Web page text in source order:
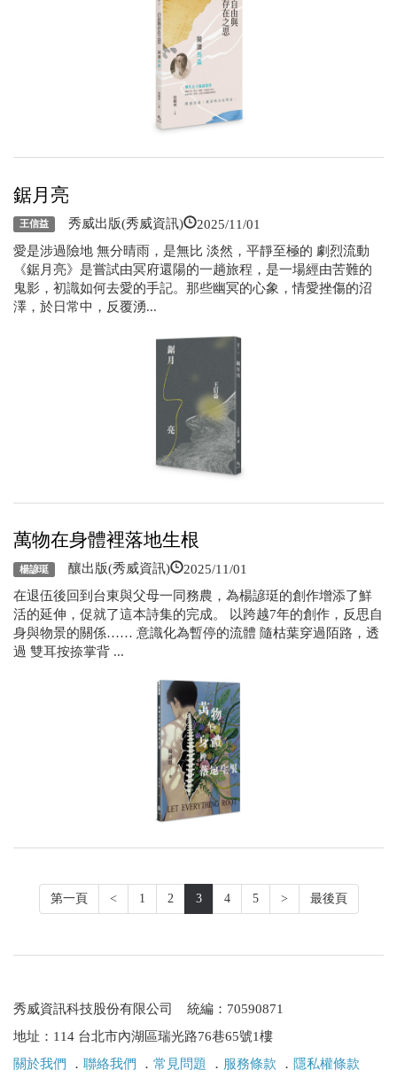
鋸月亮
王信益 秀威出版(秀威資訊) 2025/11/01
愛是涉過險地 無分晴雨，是無比 淡然，平靜至極的 劇烈流動
《鋸月亮》是嘗試由冥府還陽的一趟旅程，是一場經由苦難的
鬼影，初識如何去愛的手記。那些幽冥的心象，情愛挫傷的沼
澤，於日常中，反覆湧...
萬物在身體裡落地生根
楊諺珽 釀出版(秀威資訊) 2025/11/01
在退伍後回到台東與父母一同務農，為楊諺珽的創作增添了鮮
活的延伸，促就了這本詩集的完成。 以跨越7年的創作，反思自
身與物景的關係…… 意識化為暫停的流體 隨枯葉穿過陌路，透
過 雙耳按捺掌背 ...
第一頁 < 1 2 3 4 5 > 最後頁
秀威資訊科技股份有限公司 統編：70590871
地址：114 台北市內湖區瑞光路76巷65號1樓
關於我們
． 聯絡我們 ． 常見問題 ． 服務條款 ． 隱私權條款